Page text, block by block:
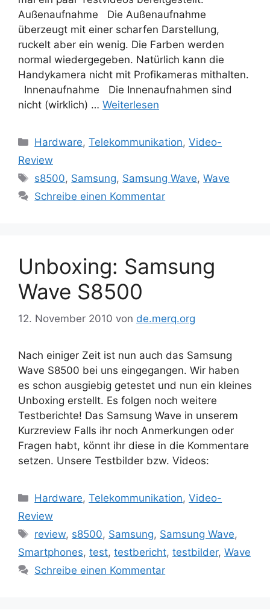
Außenaufnahme Die Außenaufnahme
überzeugt mit einer scharfen Darstellung,
ruckelt aber ein wenig. Die Farben werden
normal wiedergegeben. Natürlich kann die
Handykamera nicht mit Profikameras mithalten.
Innenaufnahme Die Innenaufnahmen sind
nicht (wirklich) … Weiterlesen
Kategorien
Hardware,Telekommunikation,Video-
Review
Schlagwörter
s8500, Samsung, Samsung Wave,Wave
Schreibe einen Kommentar
Unboxing: Samsung
Wave S8500
12. November 2010 von de.merq.org
Nach einiger Zeit ist nun auch das Samsung
Wave S8500 bei uns eingegangen. Wir haben
es schon ausgiebig getestet und nun ein kleines
Unboxing erstellt. Es folgen noch weitere
Testberichte! Das Samsung Wave in unserem
Kurzreview Falls ihr noch Anmerkungen oder
Fragen habt, könnt ihr diese in die Kommentare
setzen. Unsere Testbilder bzw. Videos:
Kategorien
Hardware,Telekommunikation,Video-
Review
Schlagwörter
review, s8500, Samsung, Samsung Wave,
Smartphones, test, testbericht, testbilder, Wave
Schreibe einen Kommentar